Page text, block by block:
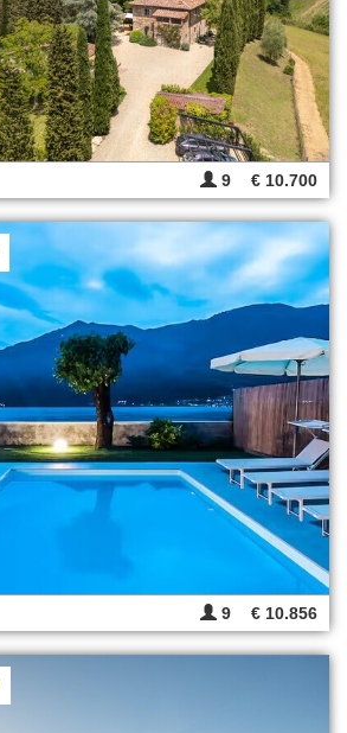
9 € 10.700
9 € 10.856